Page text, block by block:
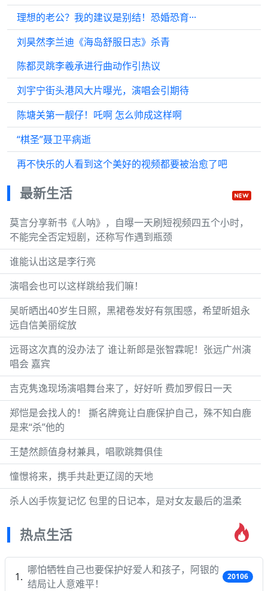
理想的老公？我的建议是别结！恐婚恐育···
刘昊然李兰迪《海岛舒服日志》杀青
陈都灵跳李羲承进行曲动作引热议
刘宇宁街头港风大片曝光，演唱会引期待
陈塘关第一靓仔！吒啊 怎么帅成这样啊
“棋圣”聂卫平病逝
再不快乐的人看到这个美好的视频都要被治愈了吧
最新生活
莫言分享新书《人呐》，自曝一天刷短视频四五个小时，
不能完全否定短剧，还称写作遇到瓶颈
谁能认出这是李行亮
演唱会也可以这样跳给我们嘛！
吴昕晒出40岁生日照，黑裙卷发好有氛围感，希望昕姐永
远自信美丽绽放
远哥这次真的没办法了 谁让新郎是张智霖呢！张远广州演
唱会 嘉宾
吉克隽逸现场演唱舞台来了，好好听 费加罗假日一天
郑恺是会找人的！ 撕名牌竟让白鹿保护自己，殊不知白鹿
是来“杀”他的
王楚然颜值身材兼具，唱歌跳舞俱佳
憧憬将来，携手共赴更辽阔的天地
杀人凶手恢复记忆 包里的日记本，是对女友最后的温柔
热点生活
哪怕牺牲自己也要保护好爱人和孩子，阿银的
结局让人意难平！
20106